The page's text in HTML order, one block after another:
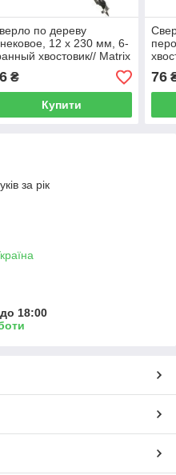
по дереву
12 х 230 мм, 6-
хвостовик// Matrix
₴
Купити
76
за рік
18:00